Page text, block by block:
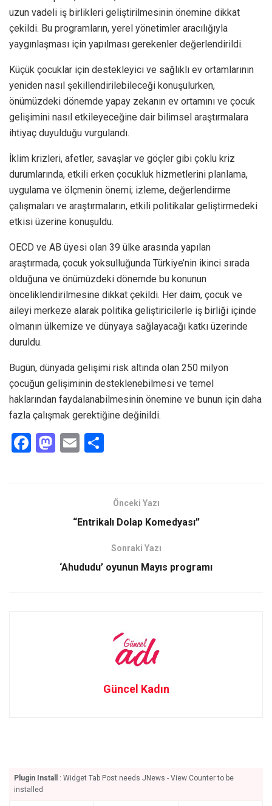
uzun vadeli iş birlikleri geliştirilmesinin önemine dikkat
çekildi. Bu programların, yerel yönetimler aracılığıyla
yaygınlaşması için yapılması gerekenler değerlendirildi.
Küçük çocuklar için destekleyici ve sağlıklı ev ortamlarının
yeniden nasıl şekillendirilebileceği konuşulurken,
önümüzdeki dönemde yapay zekanın ev ortamını ve çocuk
gelişimini nasıl etkileyeceğine dair bilimsel araştırmalara
ihtiyaç duyulduğu vurgulandı.
İklim krizleri, afetler, savaşlar ve göçler gibi çoklu kriz
durumlarında, etkili erken çocukluk hizmetlerini planlama,
uygulama ve ölçmenin önemi; izleme, değerlendirme
çalışmaları ve araştırmaların, etkili politikalar geliştirmedeki
etkisi üzerine konuşuldu.
OECD ve AB üyesi olan 39 ülke arasında yapılan
araştırmada, çocuk yoksulluğunda Türkiye’nin ikinci sırada
olduğuna ve önümüzdeki dönemde bu konunun
önceliklendirilmesine dikkat çekildi. Her daim, çocuk ve
aileyi merkeze alarak politika geliştiricilerle iş birliği içinde
olmanın ülkemize ve dünyaya sağlayacağı katkı üzerinde
duruldu.
Bugün, dünyada gelişimi risk altında olan 250 milyon
çocuğun gelişiminin desteklenebilmesi ve temel
haklarından faydalanabilmesinin önemine ve bunun için daha
fazla çalışmak gerektiğine değinildi.
F
M
n
E
Önceki Yazı
“Entrikalı Dolap Komedyası”
Sonraki Yazı
‘Ahududu’ oyunun Mayıs programı
Güncel Kadın
Plugin Install
: Widget Tab Post needs JNews - View Counter to be
installed